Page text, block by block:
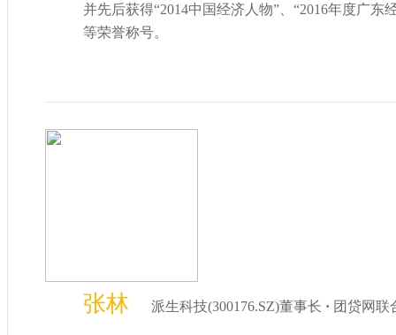
并先后获得“2014中国经济人物”、“2016年度广东
等荣誉称号。
张林 派生科技(300176.SZ)董事长 · 团贷网联